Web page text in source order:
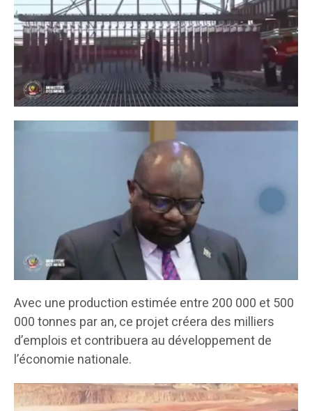
Avec une production estimée entre 200 000 et 500
000 tonnes par an, ce projet créera des milliers
d’emplois et contribuera au développement de
l’économie nationale.